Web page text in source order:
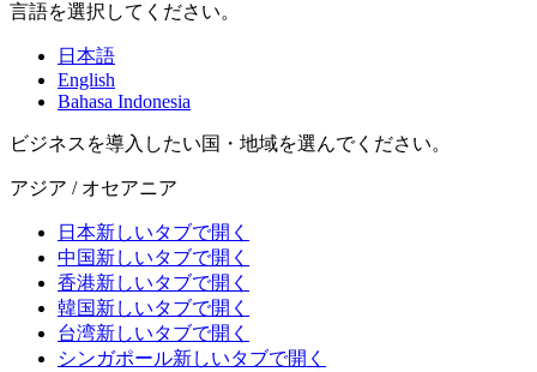
言語を選択してください。
日本語
English
Bahasa Indonesia
ビジネスを導入したい国・地域を選んでください。
アジア / オセアニア
日本新しいタブで開く
中国新しいタブで開く
香港新しいタブで開く
韓国新しいタブで開く
台湾新しいタブで開く
シンガポール新しいタブで開く